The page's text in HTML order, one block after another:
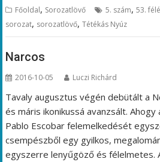
Főoldal, Sorozatlövő 5. szám,53.
sorozat, sorozatlövő,Tétékás Nyúz
Narcos
2016-10-05 Luczi Richárd
Tavaly augusztus végén debütált a
és máris ikonikussá avanzsált.
Pablo Escobar felemelkedését
csempészből egy gyilkos,
egyszerre lenyűgöző és félelmetes.